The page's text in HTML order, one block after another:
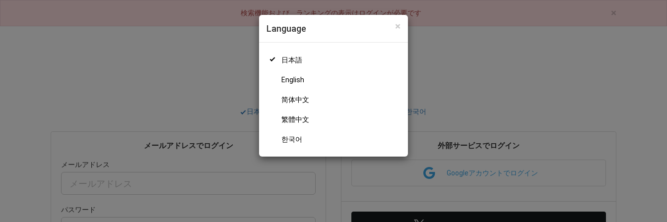
×
Language
日本語
English
简体中文
繁體中文
한국어
検索機能および、ランキングの表示はログインが必要です ×
日本語 한국어
メールアドレスでログイン
メールアドレス
パスワード
外部サービスでログイン
Googleアカウントでログイン